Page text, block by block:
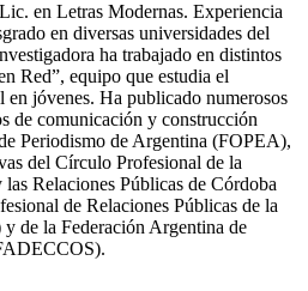
en Letras Modernas. Experiencia
en diversas universidades del
ha trabajado en distintos
Red”, equipo que estudia el
jóvenes. Ha publicado numerosos
de comunicación y construcción
Periodismo de Argentina (FOPEA),
del Círculo Profesional de la
Relaciones Públicas de Córdoba
de Relaciones Públicas de la
de la Federación Argentina de